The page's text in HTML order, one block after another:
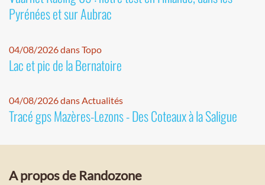
Pyrénées et sur Aubrac
04/08/2026 dans Topo
Lac et pic de la Bernatoire
04/08/2026 dans Actualités
Tracé gps Mazères-Lezons - Des Coteaux à la Saligue
A propos de Randozone